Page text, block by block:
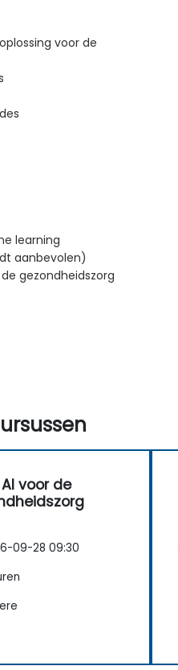
voor de
learning
aanbevolen)
gezondheidszorg
voor de
09-28 09:30